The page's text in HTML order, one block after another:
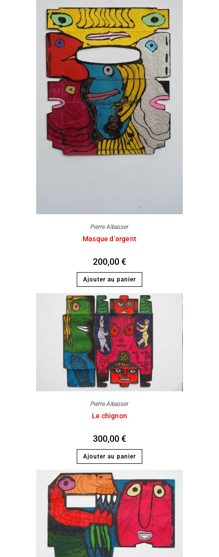
Pierre Albasser
Masque d’argent
200,00€
Ajouter au panier
Pierre Albasser
Le chignon
300,00€
Ajouter au panier